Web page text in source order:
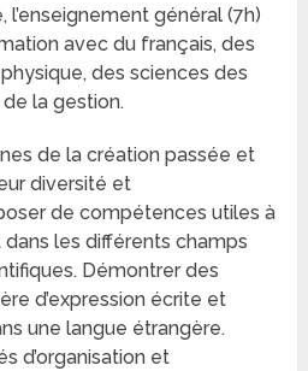
l’enseignement général (7h)
avec du français, des
des sciences des
la gestion.
de la création passée et
diversité et
de compétences utiles à
les différents champs
Démontrer des
d’expression écrite et
une langue étrangère.
d’organisation et